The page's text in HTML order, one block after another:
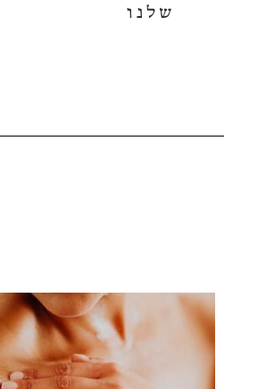
שלנו